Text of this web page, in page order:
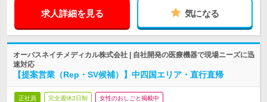
求人詳細を見る 気になる
オーバスネイチメディカル株式会社 | 自社開発の医療機器で現場ニーズに迅
速対応
【提案営業（Rep・SV候補）】中四国エリア・直行直帰
正社員 完全週休2日制 女性のおしごと掲載中